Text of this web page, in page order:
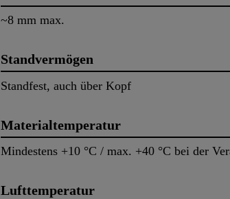
~8 mm max.
Standvermögen
Standfest, auch über Kopf
Materialtemperatur
Mindestens +10 °C / max. +40 °C bei der
Lufttemperatur